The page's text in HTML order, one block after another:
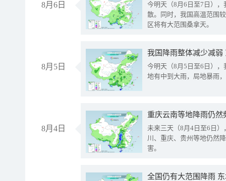
8月6日
今明天（8月6日至7日）
散。同时，我国高温范围
区将有大范围桑拿天。
8月5日
我国降雨整体减少减弱
今明天（8月5日至6日）
地有中到大雨，局地暴雨
8月4日
重庆云南等地降雨仍然
未来三天（8月4日至6日
川、重庆、贵州等地仍然
害。
全国仍有大范围降雨